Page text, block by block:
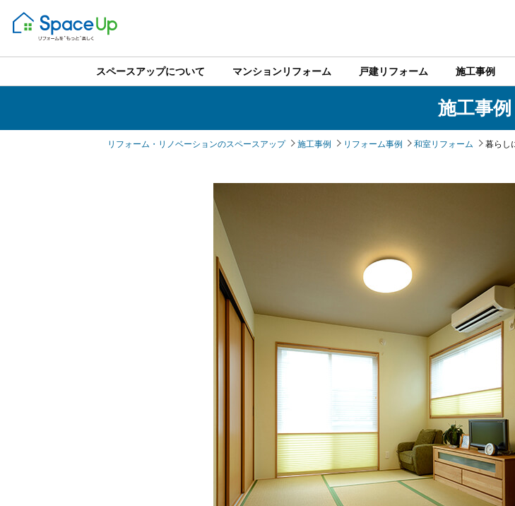
スペースアップについて マンションリフォーム 戸建リフォーム 施工事例
施工事例
リフォーム・リノベーションのスペースアップ 施工事例 リフォーム事例 和室リフォーム 暮らし